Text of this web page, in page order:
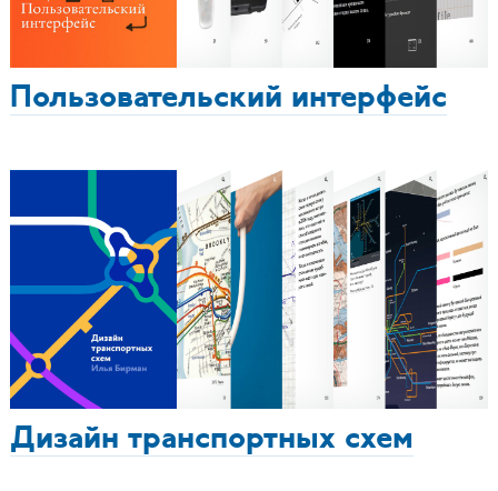
Пользовательский интерфейс
Дизайн транспортных схем